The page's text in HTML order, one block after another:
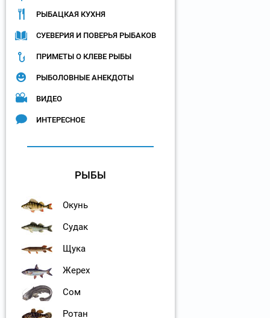
РЫБАЦКАЯ КУХНЯ
СУЕВЕРИЯ И ПОВЕРЬЯ РЫБАКОВ
ПРИМЕТЫ О КЛЕВЕ РЫБЫ
РЫБОЛОВНЫЕ АНЕКДОТЫ
ВИДЕО
ИНТЕРЕСНОЕ
РЫБЫ
Окунь
Судак
Щука
Жерех
Сом
Ротан